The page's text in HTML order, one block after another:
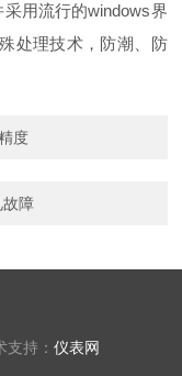
用流行的windows界
处理技术，防潮、防
度
故障
支持：仪表网